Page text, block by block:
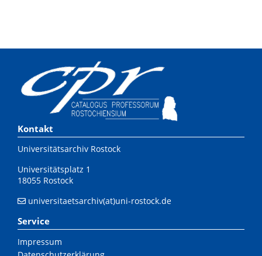
Kontakt
Universitätsarchiv Rostock
Universitätsplatz 1
18055 Rostock
universitaetsarchiv(at)uni-rostock.de
Service
Impressum